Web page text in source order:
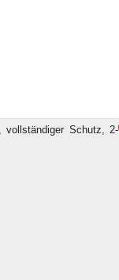
vollständiger Schutz, 2-